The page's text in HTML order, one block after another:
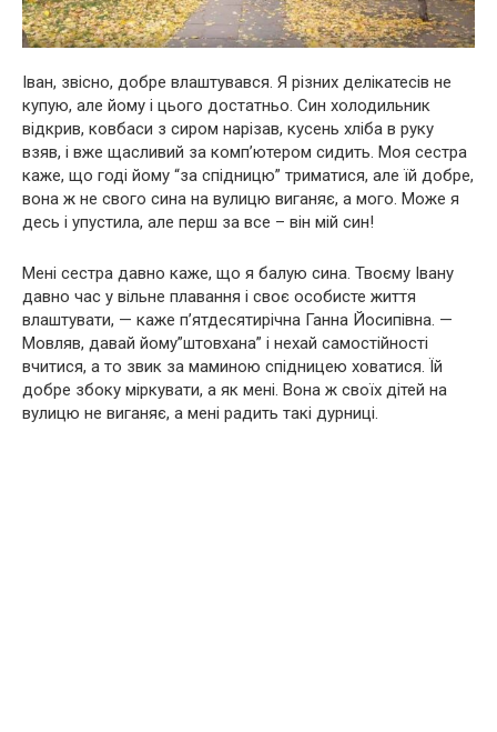
Іван, звісно, добре влаштувався. Я різних делікатесів не
купую, але йому і цього достатньо. Син холодильник
відкрив, ковбаси з сиром нарізав, кусень хліба в руку
взяв, і вже щасливий за комп’ютером сидить. Моя сестра
каже, що годі йому “за спідницю” триматися, але їй добре,
вона ж не свого сина на вулицю виганяє, а мого. Може я
десь і упустила, але перш за все – він мій син!
Мені сестра давно каже, що я балую сина. Твоєму Івану
давно час у вільне плавання і своє особисте життя
влаштувати, — каже п’ятдесятирічна Ганна Йосипівна. —
Мовляв, давай йому”штовхана” і нехай самостійності
вчитися, а то звик за маминою спідницею ховатися. Їй
добре збоку міркувати, а як мені. Вона ж своїх дітей на
вулицю не виганяє, а мені радить такі дурниці.